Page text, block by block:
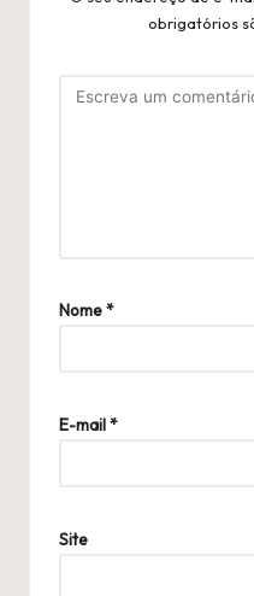
obrigatórios
Nome*
E-mail*
Site